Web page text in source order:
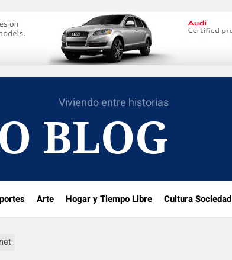
Viviendo entre historias
BLOG
Arte Hogar y Tiempo Libre Cultura Sociedad